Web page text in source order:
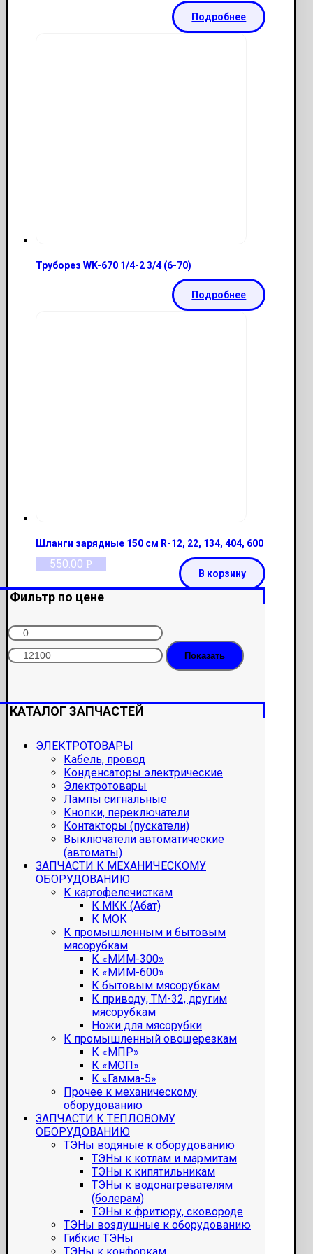
Подробнее
Труборез WK-670 1/4-2 3/4 (6-70)
Подробнее
Шланги зарядные 150 см R-12, 22, 134, 404, 600
550.00 Р
В корзину
Фильтр по цене
Показать
КАТАЛОГ ЗАПЧАСТЕЙ
ЭЛЕКТРОТОВАРЫ
Кабель, провод
Конденсаторы электрические
Электротовары
Лампы сигнальные
Кнопки, переключатели
Контакторы (пускатели)
Выключатели автоматические
(автоматы)
ЗАПЧАСТИ К МЕХАНИЧЕСКОМУ
ОБОРУДОВАНИЮ
К картофелечисткам
К МКК (Абат)
К МОК
К промышленным и бытовым
мясорубкам
К «МИМ-300»
К «МИМ-600»
К бытовым мясорубкам
К приводу, ТМ-32, другим
мясорубкам
Ножи для мясорубки
К промышленный овощерезкам
К «МПР»
К «МОП»
К «Гамма-5»
Прочее к механическому
оборудованию
ЗАПЧАСТИ К ТЕПЛОВОМУ
ОБОРУДОВАНИЮ
ТЭНы водяные к оборудованию
ТЭНы к котлам и мармитам
ТЭНы к кипятильникам
ТЭНы к водонагревателям
(болерам)
ТЭНы к фритюру, сковороде
ТЭНы воздушные к оборудованию
Гибкие ТЭНы
ТЭНы к конфоркам